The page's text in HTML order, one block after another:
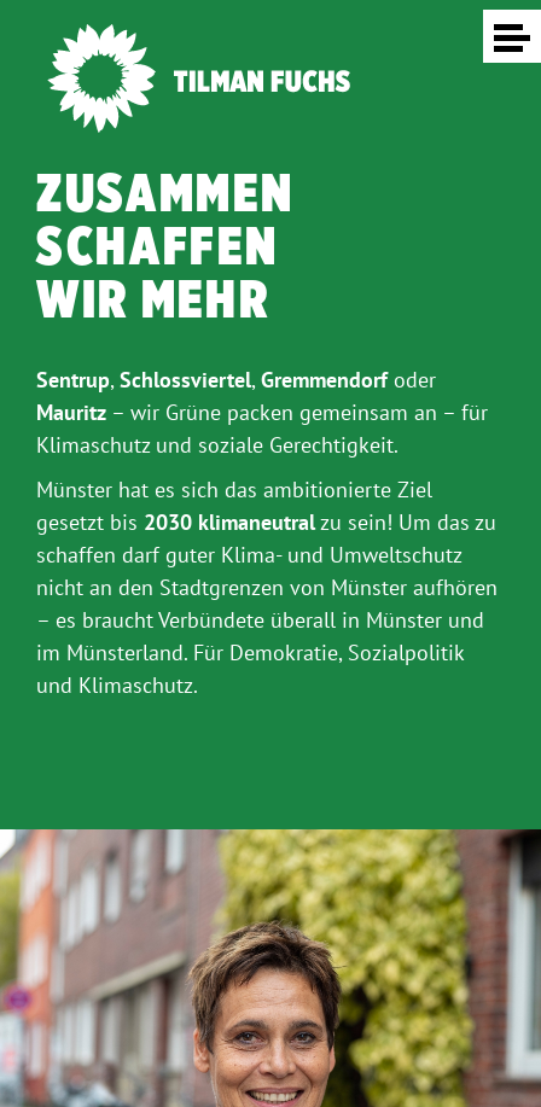
ZUSAMMEN
SCHAFFEN
WIR MEHR
Sentrup,Schlossviertel,Gremmendorfoder
Mauritz – wir Grüne packen gemeinsam an – für
Klimaschutz und soziale Gerechtigkeit.
Münster hat es sich das ambitionierte Ziel
gesetzt bis 2030 klimaneutralzu sein! Um das zu
schaffen darf guter Klima- und Umweltschutz
nicht an den Stadtgrenzen von Münster aufhören
– es braucht Verbündete überall in Münster und
im Münsterland. Für Demokratie, Sozialpolitik
und Klimaschutz.